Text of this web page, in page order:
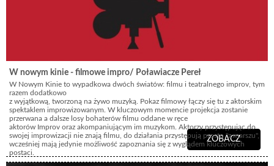
Polski Język Migowy: Pełne tłumaczenie spektaklu na PJM dla osób
Strefa dla rodzin: Wydzielona, przyjazna przestrzeń dla rodzin z dziećmi.
International guests: Spektakl z tłumaczeniem na język angielski / Performance
Informacja o wrażliwości treści: Widowisko dotyka również trudnych i
realnych doświadczeń z najnowszej historii naszego regionu, takich jak kryzys
pandemii oraz wybuch pełnoskalowej wojny w Ukrainie. Jeśli te tematy są dla
Ciebie obecnie zbyt obciążające, pamiętaj, że Twoje samopoczucie jest
najważniejsze.
W nowym kinie - filmowe impro/ Poławiacze Pereł
W Nowym Kinie to wypadkowa dwóch światów: filmu i teatralnego improv, tym
razem dodatkowo
z wyjątkową, tworzoną na żywo muzyką. Pokaz filmowy łączy się tu z aktorskim
spektaklem improwizowanym. W kluczowym momencie projekcja zostanie
przerwana a dalsze losy bohaterów filmu oddane w ręce
aktorów Improv oraz akompaniującym im muzykom. Aktorzy przystępując do
swojej improwizacji nie znają filmu, do działania przystępują prosto "z marszu",
wcześniej mają jedynie możliwość zapoznania się z wyglądem kluczowych
postaci.
Gdy swoją improwizację uznają za zakończoną, obejrzymy oryginalną pointę
ZOBACZ